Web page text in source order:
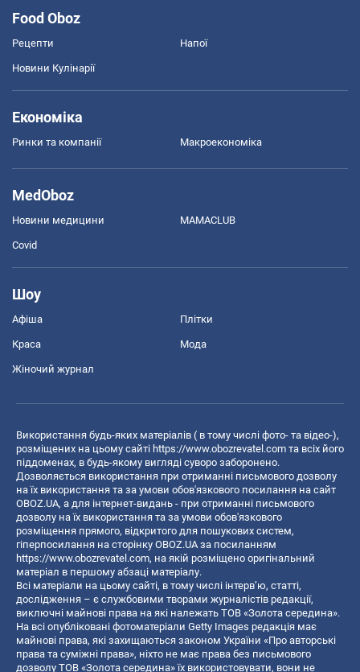
Food Oboz
Рецепти Напої
Новини Кулінарії
Економіка
Ринки та компанії Макроекономіка
MedOboz
Новини медицини MAMACLUB
Covid
Шоу
Афіша Плітки
Краса Мода
Жіночий журнал
Використання будь-яких матеріалів ( в тому числі фото- та відео-),
розміщених на цьому сайті https://www.obozrevatel.com та всіх його
піддоменах, в будь-якому вигляді суворо заборонено.
Дозволяється використання при отриманні письмового дозволу
на їх використання та за умови обов'язкового посилання на сайт
OBOZ.UA, а для інтернет-видань - при отриманні письмового
дозволу на їх використання та за умови обов'язкового
розміщення прямого, відкритого для пошукових систем,
гіперпосилання на сторінку OBOZ.UA за посиланням
https://www.obozrevatel.com, на якій розміщено оригінальний
матеріал в першому абзаці матеріалу.
Всі матеріали на цьому сайті, в тому числі інтерв’ю, статті,
дослідження – є службовими творами журналістів редакції,
виключні майнові права на які належать ТОВ «Золота середина».
На всі опубліковані фотоматеріали Getty Images редакція має
майнові права, які захищаються законом України «Про авторські
права та суміжні права», ніхто не має права без письмового
дозволу ТОВ «Золота середина» їх використовувати, вони не